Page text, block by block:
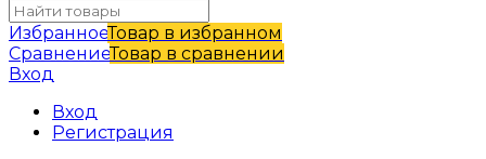
ИзбранноеТовар в избранном
СравнениеТовар в сравнении
Вход
Вход
Регистрация